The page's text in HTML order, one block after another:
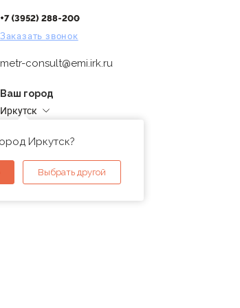
+7 (3952) 288-200
Заказать звонок
metr-consult@emi.irk.ru
Ваш город
Иркутск
Иркутск?
Выбрать другой